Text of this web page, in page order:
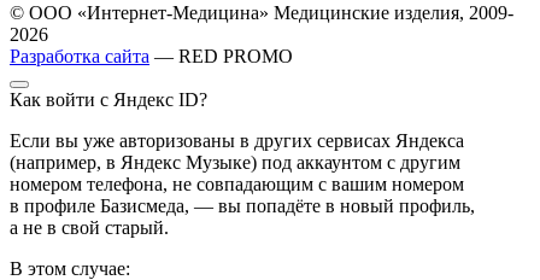
© ООО «Интернет-Медицина» Медицинские изделия, 2009-
2026
Разработка сайта — RED PROMO
Как войти с Яндекс ID?
Если вы уже авторизованы в других сервисах Яндекса
(например, в Яндекс Музыке) под аккаунтом с другим
номером телефона, не совпадающим с вашим номером
в профиле Базисмеда, — вы попадёте в новый профиль,
а не в свой старый.
В этом случае: